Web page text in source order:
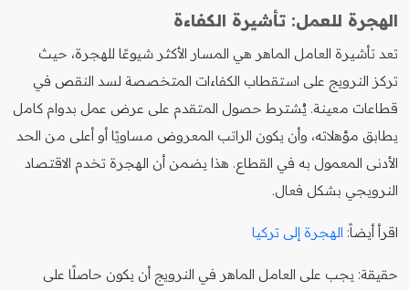
الهجرة للعمل: تأشيرة الكفاءة
تعد تأشيرة العامل الماهر هي المسار الأكثر شيوعًا للهجرة، حيث
تركز النرويج على استقطاب الكفاءات المتخصصة لسد النقص في
قطاعات معينة. يُشترط حصول المتقدم على عرض عمل بدوام كامل
يطابق مؤهلاته، وأن يكون الراتب المعروض مساويًا أو أعلى من الحد
الأدنى المعمول به في القطاع. هذا يضمن أن الهجرة تخدم الاقتصاد
النرويجي بشكل فعال.
اقرأ أيضاً: الهجرة إلى تركيا
حقيقة: يجب على العامل الماهر في النرويج أن يكون حاصلًا على